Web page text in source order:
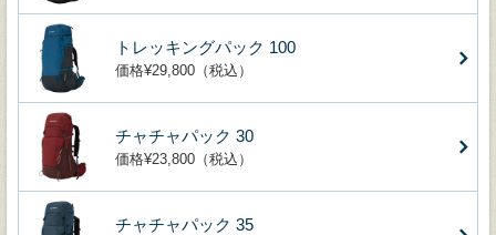
トレッキングパック 100
価格¥29,800（税込）
チャチャパック 30
価格¥23,800（税込）
チャチャパック 35